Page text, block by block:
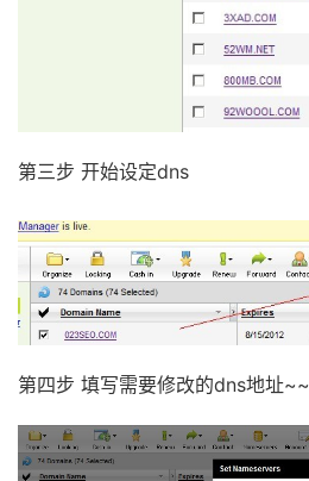
第三步 开始设定dns
第四步 填写需要修改的dns地址~~